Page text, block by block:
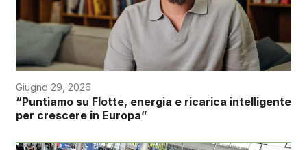
Giugno 29, 2026
“Puntiamo su Flotte, energia e ricarica intelligente
per crescere in Europa”